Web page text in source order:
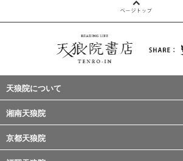
天狼院について
湘南天狼院
京都天狼院